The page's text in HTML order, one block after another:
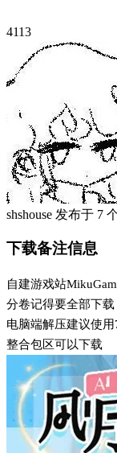
4113
shshouse 发布于 7
下载备注信息
自建游戏站
分卷记得要全部下载
电脑端解压建议使
整合包区可以下载